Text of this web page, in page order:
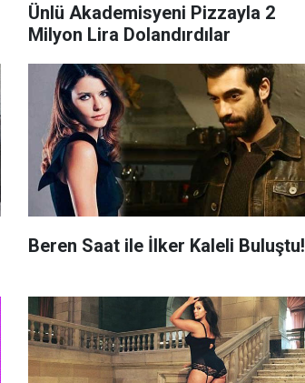
Ünlü Akademisyeni Pizzayla 2
Milyon Lira Dolandırdılar
Beren Saat ile İlker Kaleli Buluştu!